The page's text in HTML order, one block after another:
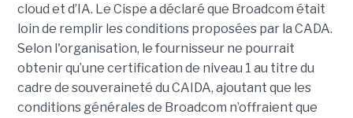
cloud et d’IA. Le Cispe a déclaré que Broadcom était
loin de remplir les conditions proposées par la CADA.
Selon l'organisation, le fournisseur ne pourrait
obtenir qu’une certification de niveau 1 au titre du
cadre de souveraineté du CAIDA, ajoutant que les
conditions générales de Broadcom n’offraient que